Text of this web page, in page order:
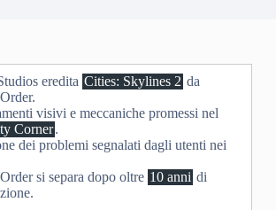
eredita Cities: Skylines 2 da
visivi e meccaniche promessi nel
Corner.
dei problemi segnalati dagli utenti nei
si separa dopo oltre 10 anni di